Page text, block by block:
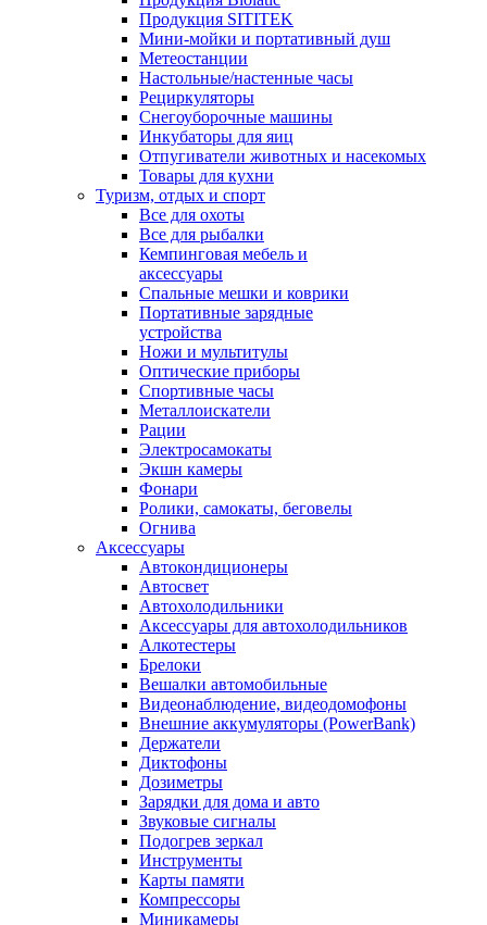
Продукция SITITEK
Мини-мойки и портативный душ
Метеостанции
Настольные/настенные часы
Рециркуляторы
Снегоуборочные машины
Инкубаторы для яиц
Отпугиватели животных и насекомых
Товары для кухни
Туризм, отдых и спорт
Все для охоты
Все для рыбалки
Кемпинговая мебель и
аксессуары
Спальные мешки и коврики
Портативные зарядные
устройства
Ножи и мультитулы
Оптические приборы
Спортивные часы
Металлоискатели
Рации
Электросамокаты
Экшн камеры
Фонари
Ролики, самокаты, беговелы
Огнива
Аксессуары
Автокондиционеры
Aвтосвет
Автохолодильники
Аксессуары для автохолодильников
Алкотестеры
Брелоки
Вешалки автомобильные
Видеонаблюдение, видеодомофоны
Внешние аккумуляторы (PowerBank)
Держатели
Диктофоны
Дозиметры
Зарядки для дома и авто
Звуковые сигналы
Подогрев зеркал
Инструменты
Карты памяти
Компрессоры
Миникамеры